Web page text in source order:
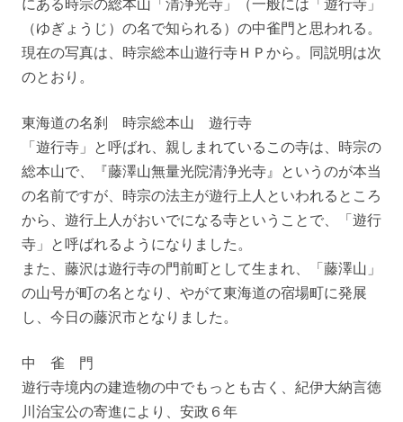
（ゆぎょうじ）の名で知られる）の中雀門と思われる。
現在の写真は、時宗総本山遊行寺ＨＰから。同説明は次
のとおり。
東海道の名刹 時宗総本山 遊行寺
「遊行寺」と呼ばれ、親しまれているこの寺は、時宗の
総本山で、『藤澤山無量光院清浄光寺』というのが本当
の名前ですが、時宗の法主が遊行上人といわれるところ
から、遊行上人がおいでになる寺ということで、「遊行
寺」と呼ばれるようになりました。
また、藤沢は遊行寺の門前町として生まれ、「藤澤山」
の山号が町の名となり、やがて東海道の宿場町に発展
し、今日の藤沢市となりました。
中 雀 門
遊行寺境内の建造物の中でもっとも古く、紀伊大納言徳
川治宝公の寄進により、安政６年